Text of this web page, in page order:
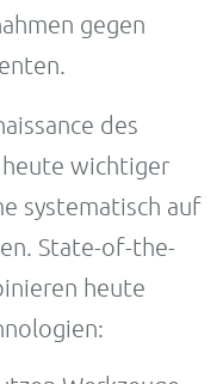
gegen
des
heute wichtiger
systematisch auf
State-of-the-
heute